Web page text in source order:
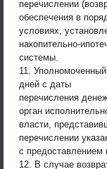
перечислении
обеспечения в
условиях,
накопительно-
системы.
11.
дней с даты
перечисления
орган
власти,
перечислении
с предоставлением
12. В случае